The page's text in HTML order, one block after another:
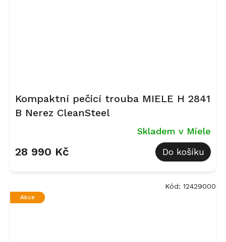
Kompaktní pečicí trouba MIELE H 2841
B Nerez CleanSteel
Skladem v Miele
28 990 Kč Do košíku
Akce
Kód: 12429000